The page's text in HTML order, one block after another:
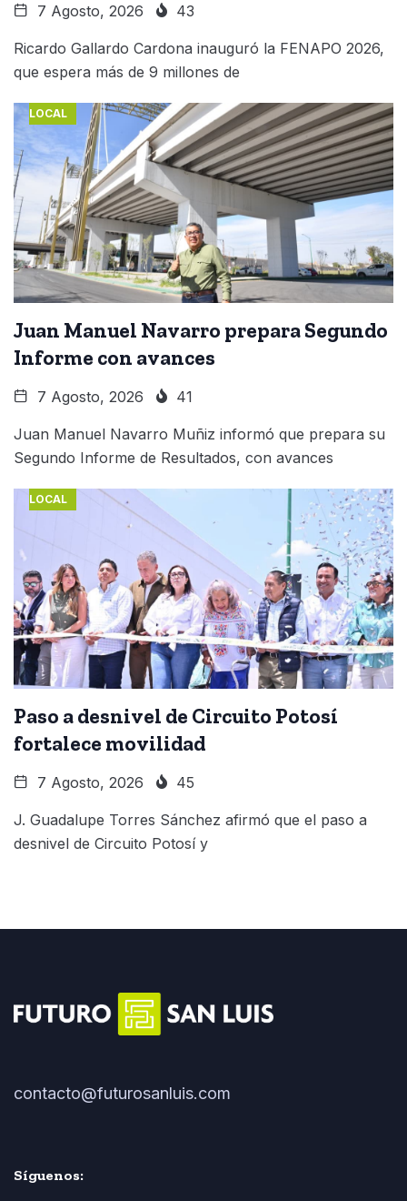
7 Agosto, 2026 43
Ricardo Gallardo Cardona inauguró la FENAPO 2026,
que espera más de 9 millones de
LOCAL
Juan Manuel Navarro prepara Segundo
Informe con avances
7 Agosto, 2026 41
Juan Manuel Navarro Muñiz informó que prepara su
Segundo Informe de Resultados, con avances
LOCAL
Paso a desnivel de Circuito Potosí
fortalece movilidad
7 Agosto, 2026 45
J. Guadalupe Torres Sánchez afirmó que el paso a
desnivel de Circuito Potosí y
contacto@futurosanluis.com
Síguenos: